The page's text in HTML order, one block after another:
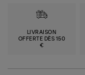
LIVRAISON
OFFERTE DÈS 150
€